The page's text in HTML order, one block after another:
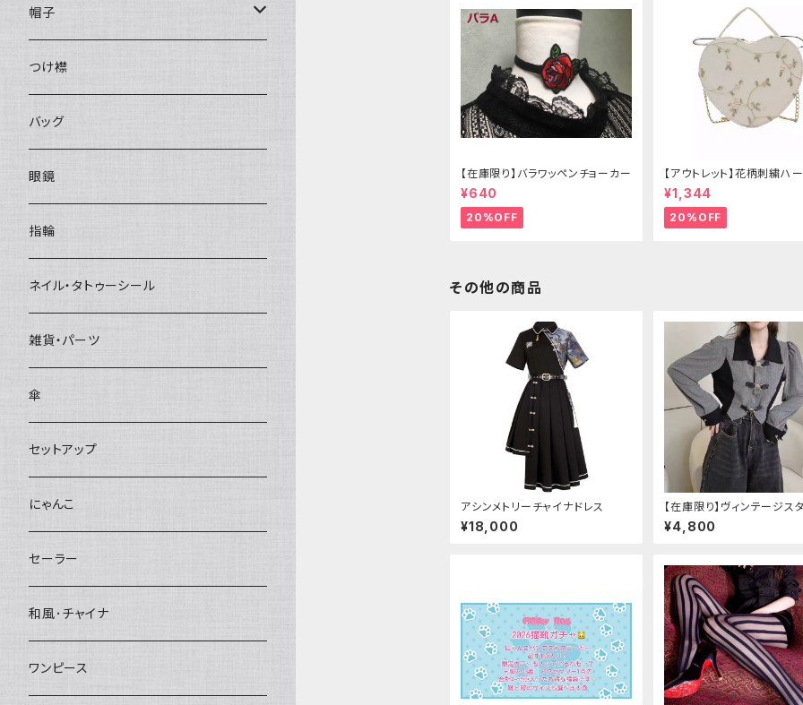
【在庫限り】バラワッペンチョーカー
¥640
20%OFF
【アウトレット】花柄刺繍ハ
グ
¥1,344
20%OFF
その他の商品
アシンメトリーチャイナドレス
¥18,000
【在庫限り】ヴィンテージス
バックルベルトシャツ
¥4,800
帽子
ベレー帽
つけ襟
バッグ
眼鏡
指輪
ネイル・タトゥーシール
雑貨・パーツ
傘
セットアップ
にゃんこ
セーラー
和風･チャイナ
ワンピース